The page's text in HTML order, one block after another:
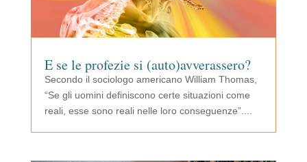
E se le profezie si (auto)avverassero?
Secondo il sociologo americano William Thomas,
“Se gli uomini definiscono certe situazioni come
reali, esse sono reali nelle loro conseguenze”....